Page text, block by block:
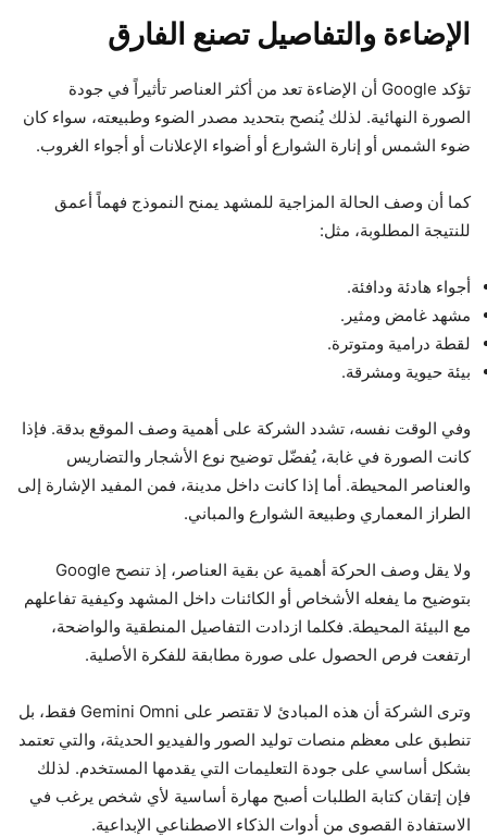
الإضاءة والتفاصيل تصنع الفارق
تؤكد Google أن الإضاءة تعد من أكثر العناصر تأثيراً في جودة
الصورة النهائية. لذلك يُنصح بتحديد مصدر الضوء وطبيعته، سواء كان
ضوء الشمس أو إنارة الشوارع أو أضواء الإعلانات أو أجواء الغروب.
كما أن وصف الحالة المزاجية للمشهد يمنح النموذج فهماً أعمق
للنتيجة المطلوبة، مثل:
أجواء هادئة ودافئة.
مشهد غامض ومثير.
لقطة درامية ومتوترة.
بيئة حيوية ومشرقة.
وفي الوقت نفسه، تشدد الشركة على أهمية وصف الموقع بدقة. فإذا
كانت الصورة في غابة، يُفضّل توضيح نوع الأشجار والتضاريس
والعناصر المحيطة. أما إذا كانت داخل مدينة، فمن المفيد الإشارة إلى
الطراز المعماري وطبيعة الشوارع والمباني.
ولا يقل وصف الحركة أهمية عن بقية العناصر، إذ تنصح Google
بتوضيح ما يفعله الأشخاص أو الكائنات داخل المشهد وكيفية تفاعلهم
مع البيئة المحيطة. فكلما ازدادت التفاصيل المنطقية والواضحة،
ارتفعت فرص الحصول على صورة مطابقة للفكرة الأصلية.
وترى الشركة أن هذه المبادئ لا تقتصر على Gemini Omni فقط، بل
تنطبق على معظم منصات توليد الصور والفيديو الحديثة، والتي تعتمد
بشكل أساسي على جودة التعليمات التي يقدمها المستخدم. لذلك
فإن إتقان كتابة الطلبات أصبح مهارة أساسية لأي شخص يرغب في
الاستفادة القصوى من أدوات الذكاء الاصطناعي الإبداعية.